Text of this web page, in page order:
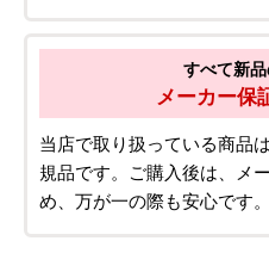
すべて新品
メーカー保
当店で取り扱っている商品
規品です。ご購入後は、メ
め、万が一の際も安心です。